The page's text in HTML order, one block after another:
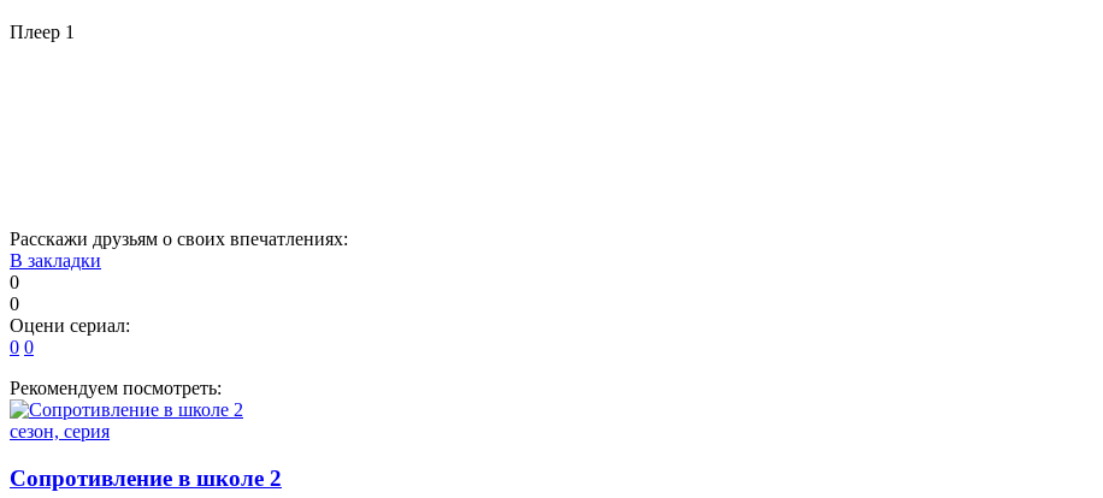
Плеер 1
Расскажи друзьям о своих впечатлениях:
В закладки
0
0
Оцени сериал:
0 0
Рекомендуем посмотреть:
сезон, серия
Сопротивление в школе 2